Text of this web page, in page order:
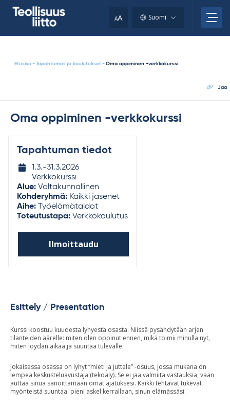
AA Suomi
Etusivu - Tapahtumat ja koulutukset - Oma oppiminen -verkkokurssi
Jaa
Oma oppiminen -verkkokurssi
Tapahtuman tiedot
Tapahtuman
ajankohta
1.3.-​31.3.2026
Verkkokurssi
Alue: Valtakunnallinen
Kohderyhmä: Kaikki jäsenet
Aihe:
Työelämätaidot
Toteutustapa: Verkkokoulutus
Ilmoittaudu
Esittely / Presentation
Kurssi koostuu kuudesta lyhyestä osasta. Niissä pysähdytään arjen
tilanteiden äärelle: miten olen oppinut ennen, mikä toimii minulla nyt,
miten löydän aikaa ja suuntaa tulevalle.
Jokaisessa osassa on lyhyt “mieti ja juttele” -osuus, jossa mukana on
lempeä keskusteluavustaja (tekoäly). Se ei jaa valmiita vastauksia, vaan
auttaa sinua sanoittamaan omat ajatuksesi. Kaikki tehtävät tukevat
myönteistä suuntaa: pieni askel kerrallaan, sinun elämässäsi.
clipboard.)